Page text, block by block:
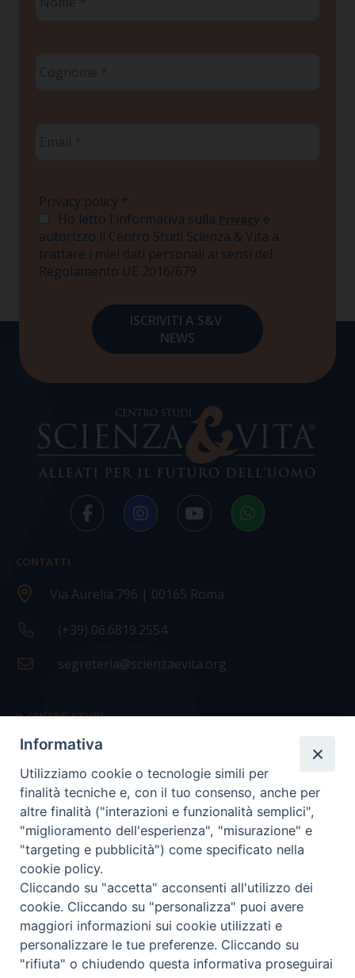
Privacy policy *
Ho letto l'informativa sulla Privacy e
autorizzo il Centro Studi Scienza & Vita a
trattare i miei dati personali ai sensi del
Regolamento UE 2016/679
CONTATTI
Via Aurelia 796 | 00165 Roma
(+39) 06.6819.2554
segreteria@scienzaevita.org
IL CENTRO STUDI
La nostra storia
Statuto
Presidenza e ufficio presidenza
Consiglio scientifico
Coordinamento nazionale
COPYRIGHT Scienza & Vita - C.F96600690588- Tutti i
Informativa
Utilizziamo cookie o tecnologie simili per
finalità tecniche e, con il tuo consenso, anche per
altre finalità ("interazioni e funzionalità semplici",
"miglioramento dell'esperienza", "misurazione" e
"targeting e pubblicità") come specificato nella
cookie policy.
Cliccando su "accetta" acconsenti all'utilizzo dei
cookie. Cliccando su "personalizza" puoi avere
maggiori informazioni sui cookie utilizzati e
personalizzare le tue preferenze. Cliccando su
"rifiuta" o chiudendo questa informativa proseguirai